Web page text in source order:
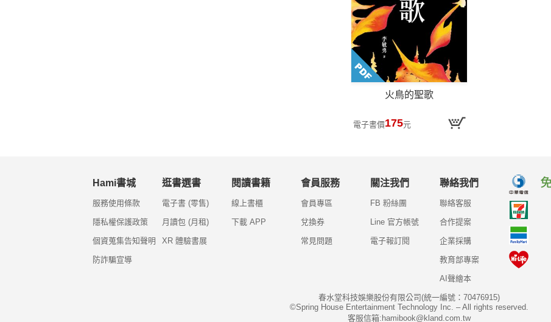
火鳥的聖歌
電子書價175元
Hami書城
服務使用條款
隱私權保護政策
個資蒐集告知聲明
防詐騙宣導
逛書選書
電子書 (零售)
月讀包 (月租)
XR 體驗書展
閱讀書籍
線上書櫃
下載 APP
會員服務
會員專區
兌換券
常見問題
關注我們
FB 粉絲團
Line 官方帳號
電子報訂閱
聯絡我們
聯絡客服
合作提案
企業採購
教育部專案
AI聲繪本
春水堂科技娛樂股份有限公司(統一編號：70476915)
©Spring House Entertainment Technology Inc. – All rights reserved.
客服信箱:hamibook@kland.com.tw